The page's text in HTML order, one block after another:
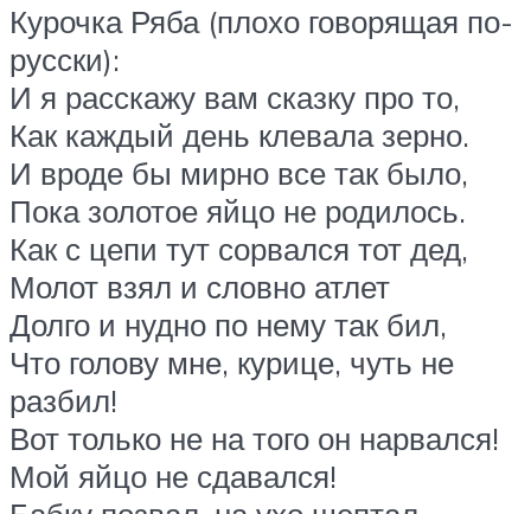
Курочка Ряба (плохо говорящая по-
русски):
И я расскажу вам сказку про то,
Как каждый день клевала зерно.
И вроде бы мирно все так было,
Пока золотое яйцо не родилось.
Как с цепи тут сорвался тот дед,
Молот взял и словно атлет
Долго и нудно по нему так бил,
Что голову мне, курице, чуть не
разбил!
Вот только не на того он нарвался!
Мой яйцо не сдавался!